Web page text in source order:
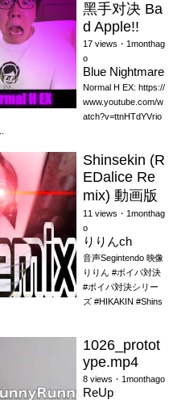
黑手对决 Ba
d Apple!!
17 views・1monthag
o
Blue Nightmare
Normal H EX: https://
www.youtube.com/w
atch?v=ttnHTdYVrio
Shinsekin (R
EDalice Re
mix) 動画版
11 views・1monthag
o
りりんch
音声Segintendo 映像
りりん #ボイパ対決
#ボイパ対決シリー
ズ #HIKAKIN #Shins
1026_protot
ype.mp4
8 views・1monthago
ReUp